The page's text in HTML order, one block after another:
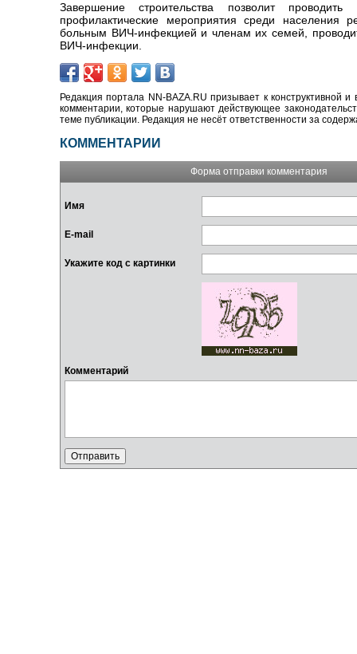
Завершение строительства позволит
профилактические мероприятия среди населения
больным ВИЧ-инфекцией и членам их семей,
ВИЧ-инфекции.
Редакция портала NN-BAZA.RU призывает к конструктивной
комментарии, которые нарушают действующее
теме публикации. Редакция не несёт ответственности за
КОММЕНТАРИИ
Форма отправки комментария
Имя
E-mail
Укажите код с картинки
Комментарий